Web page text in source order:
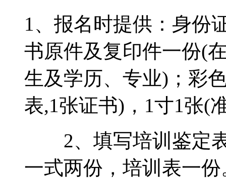
1、报名时提供：身份
书原件及复印件一份(
生及学历、专业)；彩
表,1张证书)，1寸1张(
2、填写培训鉴定表
一式两份，培训表一份